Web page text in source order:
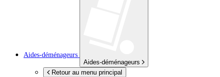
Aides-déménageurs
Aides-déménageurs
Retour au menu principal